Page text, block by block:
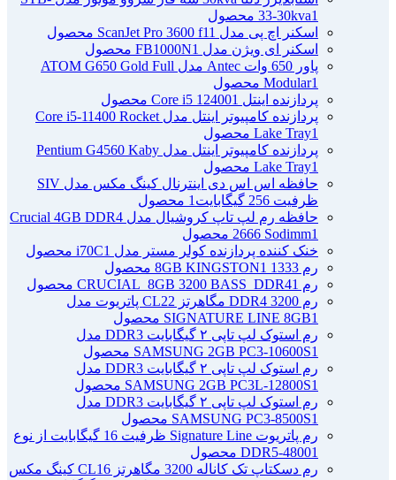
33-30kva1 محصول
اسکنر اچ پی مدل ScanJet Pro 3600 f1 1 محصول
اسکنر ای ویژن مدل FB1000N 1 محصول
پاور 650 وات Antec مدل ATOM G650 Gold Full
Modular1 محصول
پردازنده اینتل Core i5 12400 1 محصول
پردازنده کامپیوتر اینتل مدل Core i5-11400 Rocket
Lake Tray1 محصول
پردازنده کامپیوتر اینتل مدل Pentium G4560 Kaby
Lake Tray1 محصول
حافظه اس اس دی اینترنال کینگ مکس مدل SIV
ظرفیت 256 گیگابایت
1 محصول
حافظه رم لپ تاپ کروشیال مدل Crucial 4GB DDR4
2666 Sodimm1 محصول
خنک کننده پردازنده کولر مستر مدل i70C 1 محصول
رم 1333 8GB KINGSTON
1 محصول
رم CRUCIAL_8GB 3200 BASS_DDR4 1 محصول
رم DDR4 3200 مگاهرتز CL22 پاتریوت مدل
SIGNATURE LINE 8GB1 محصول
رم استوک لپ تاپی ۲ گیگابایت DDR3 مدل
SAMSUNG 2GB PC3-10600S1 محصول
رم استوک لپ تاپی ۲ گیگابایت DDR3 مدل
SAMSUNG 2GB PC3L-12800S1 محصول
رم استوک لپ تاپی ۲ گیگابایت DDR3 مدل
SAMSUNG PC3-8500S1 محصول
رم پاتریوت Signature Line ظرفیت 16 گیگابایت از نوع
DDR5-48001 محصول
رم دسکتاپ تک کاناله 3200 مگاهرتز CL16 کینگ مکس